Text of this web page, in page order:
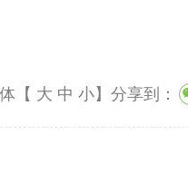
【 大 中 小】 分享到：